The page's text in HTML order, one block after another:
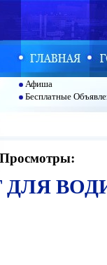
Афиша
Бесплатные